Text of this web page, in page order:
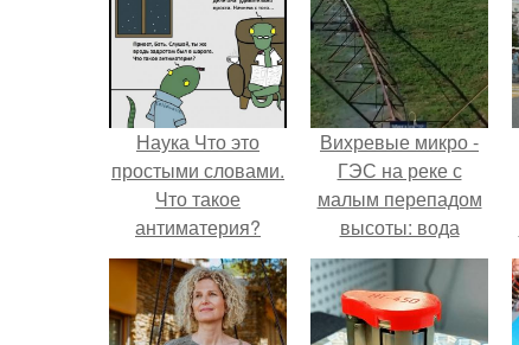
Наука Что это
простыми словами.
Что такое
антиматерия?
Вихревые микро -
ГЭС на реке с
малым перепадом
высоты: вода
закручивается в
бетонной камере и
вращает